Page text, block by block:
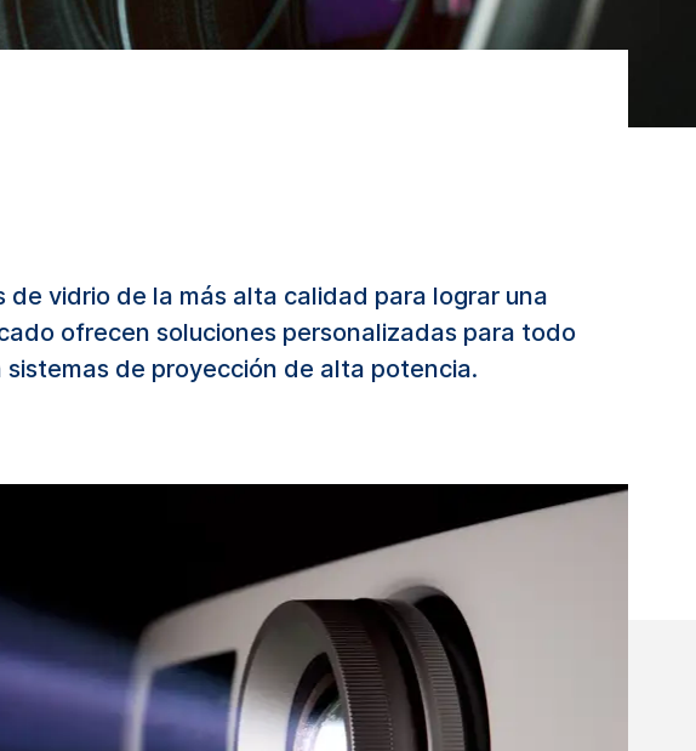
vidrio de la más alta calidad para lograr una
ofrecen soluciones personalizadas para todo
de proyección de alta potencia.